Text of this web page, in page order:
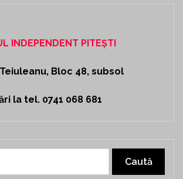
INDEPENDENT PITEȘTI
Bloc 48, subsol
la tel. 0741 068 681